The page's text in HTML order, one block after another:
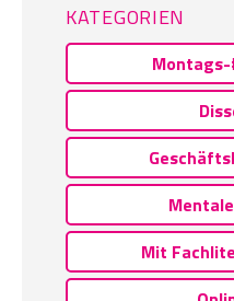
KATEGORIEN
Mit